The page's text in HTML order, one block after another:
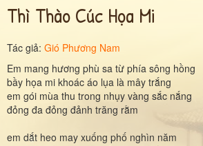
Thì Thào Cúc Họa Mi
Tác giả: Gió Phương Nam
Em mang hương phù sa từ phía sông hồng
bầy họa mi khoác áo lụa là mây trắng
em gói mùa thu trong nhụy vàng sắc nắng
đỏng đa đỏng đảnh trăng rằm
em dắt heo may xuống phố nghìn năm